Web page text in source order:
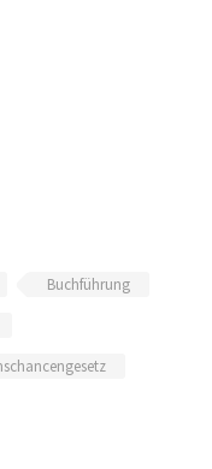
Buchführung